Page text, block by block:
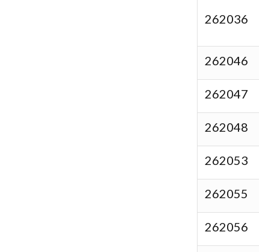
262036
262046
262047
262048
262053
262055
262056